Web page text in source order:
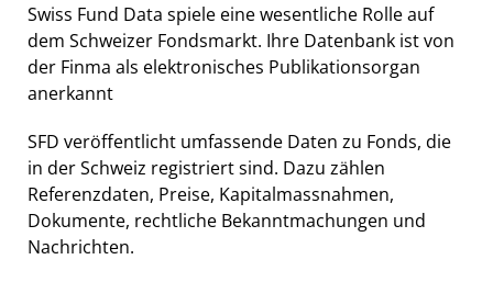
Swiss Fund Data spiele eine wesentliche Rolle auf
dem Schweizer Fondsmarkt. Ihre Datenbank ist von
der Finma als elektronisches Publikationsorgan
anerkannt
SFD veröffentlicht umfassende Daten zu Fonds, die
in der Schweiz registriert sind. Dazu zählen
Referenzdaten, Preise, Kapitalmassnahmen,
Dokumente, rechtliche Bekanntmachungen und
Nachrichten.